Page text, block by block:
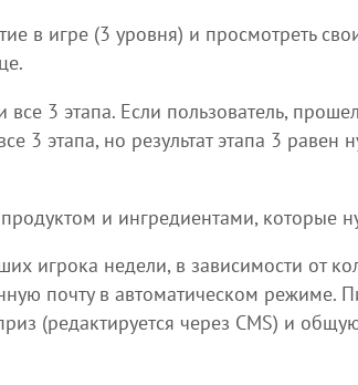
в игре (3 уровня) и просмотреть
3 этапа. Если пользователь,
3 этапа, но результат этапа 3
и ингредиентами, которые
игрока недели, в зависимости от
почту в автоматическом режиме.
(редактируется через CMS) и